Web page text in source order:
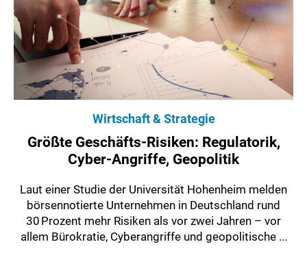
Wirtschaft & Strategie
Größte Geschäfts-Risiken: Regulatorik,
Cyber-Angriffe, Geopolitik
Laut einer Studie der Universität Hohenheim melden
börsennotierte Unternehmen in Deutschland rund
30 Prozent mehr Risiken als vor zwei Jahren – vor
allem Bürokratie, Cyberangriffe und geopolitische ...